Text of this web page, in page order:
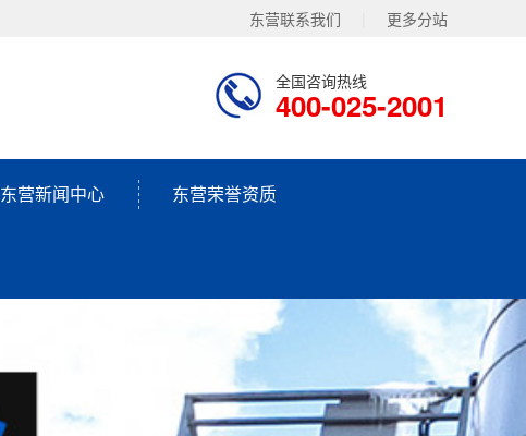
东营联系我们 更多分站
全国咨询热线
400-025-2001
东营新闻中心 东营荣誉资质